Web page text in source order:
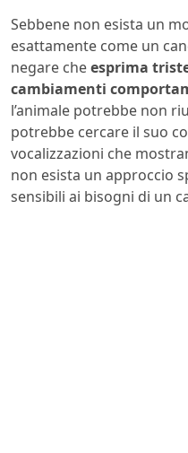
Sebbene non esista un
esattamente come un
negare cheesprima
cambiamenti
l’animale potrebbe non
potrebbe cercare il suo
vocalizzazioni che
non esista un approccio
sensibili ai bisogni di un